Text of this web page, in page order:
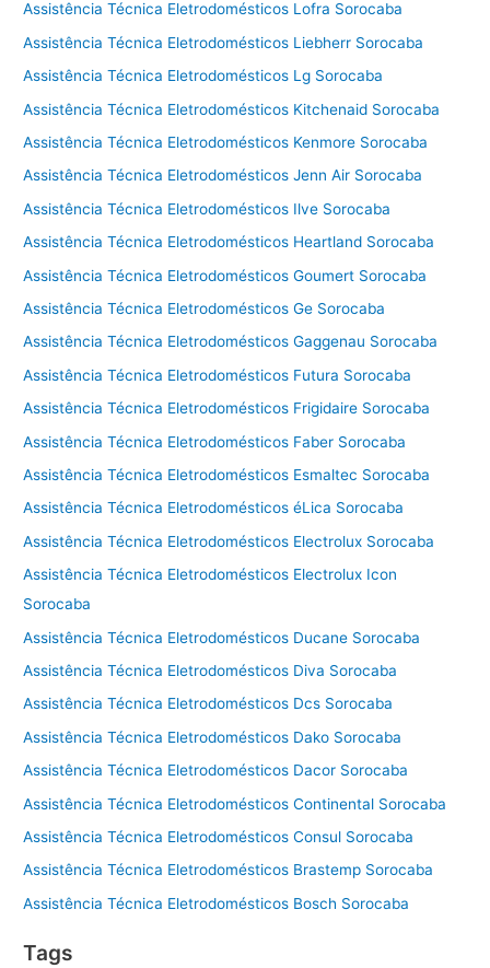
Assistência Técnica Eletrodomésticos Lofra Sorocaba
Assistência Técnica Eletrodomésticos Liebherr Sorocaba
Assistência Técnica Eletrodomésticos Lg Sorocaba
Assistência Técnica Eletrodomésticos Kitchenaid Sorocaba
Assistência Técnica Eletrodomésticos Kenmore Sorocaba
Assistência Técnica Eletrodomésticos Jenn Air Sorocaba
Assistência Técnica Eletrodomésticos Ilve Sorocaba
Assistência Técnica Eletrodomésticos Heartland Sorocaba
Assistência Técnica Eletrodomésticos Goumert Sorocaba
Assistência Técnica Eletrodomésticos Ge Sorocaba
Assistência Técnica Eletrodomésticos Gaggenau Sorocaba
Assistência Técnica Eletrodomésticos Futura Sorocaba
Assistência Técnica Eletrodomésticos Frigidaire Sorocaba
Assistência Técnica Eletrodomésticos Faber Sorocaba
Assistência Técnica Eletrodomésticos Esmaltec Sorocaba
Assistência Técnica Eletrodomésticos éLica Sorocaba
Assistência Técnica Eletrodomésticos Electrolux Sorocaba
Assistência Técnica Eletrodomésticos Electrolux Icon
Sorocaba
Assistência Técnica Eletrodomésticos Ducane Sorocaba
Assistência Técnica Eletrodomésticos Diva Sorocaba
Assistência Técnica Eletrodomésticos Dcs Sorocaba
Assistência Técnica Eletrodomésticos Dako Sorocaba
Assistência Técnica Eletrodomésticos Dacor Sorocaba
Assistência Técnica Eletrodomésticos Continental Sorocaba
Assistência Técnica Eletrodomésticos Consul Sorocaba
Assistência Técnica Eletrodomésticos Brastemp Sorocaba
Assistência Técnica Eletrodomésticos Bosch Sorocaba
Tags